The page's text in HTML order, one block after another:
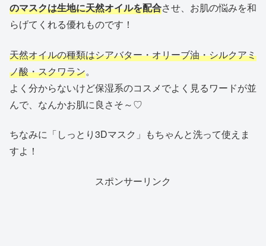
のマスクは生地に天然オイルを配合させ、お肌の悩みを和
らげてくれる優れものです！
天然オイルの種類はシアバター・オリーブ油・シルクアミ
ノ酸・スクワラン。
よく分からないけど保湿系のコスメでよく見るワードが並
んで、なんかお肌に良さそ～♡
ちなみに「しっとり3Dマスク」もちゃんと洗って使えま
すよ！
スポンサーリンク